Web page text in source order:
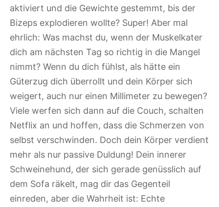
aktiviert und die Gewichte gestemmt, bis der
Bizeps explodieren wollte? Super! Aber mal
ehrlich: Was machst du, wenn der Muskelkater
dich am nächsten Tag so richtig in die Mangel
nimmt? Wenn du dich fühlst, als hätte ein
Güterzug dich überrollt und dein Körper sich
weigert, auch nur einen Millimeter zu bewegen?
Viele werfen sich dann auf die Couch, schalten
Netflix an und hoffen, dass die Schmerzen von
selbst verschwinden. Doch dein Körper verdient
mehr als nur passive Duldung! Dein innerer
Schweinehund, der sich gerade genüsslich auf
dem Sofa räkelt, mag dir das Gegenteil
einreden, aber die Wahrheit ist: Echte